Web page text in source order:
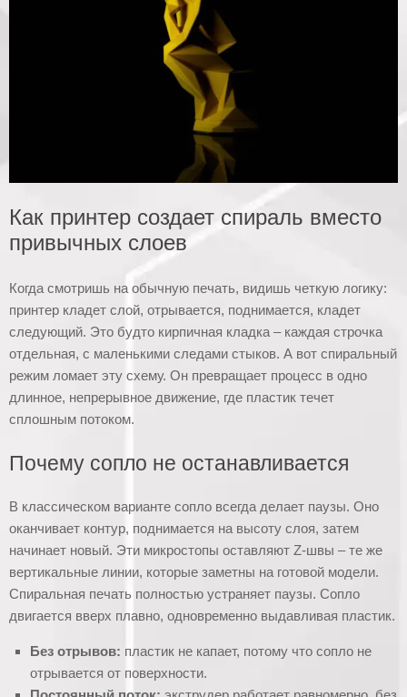
Как принтер создает спираль вместо
привычных слоев
Когда смотришь на обычную печать, видишь четкую логику:
принтер кладет слой, отрывается, поднимается, кладет
следующий. Это будто кирпичная кладка – каждая строчка
отдельная, с маленькими следами стыков. А вот спиральный
режим ломает эту схему. Он превращает процесс в одно
длинное, непрерывное движение, где пластик течет
сплошным потоком.
Почему сопло не останавливается
В классическом варианте сопло всегда делает паузы. Оно
оканчивает контур, поднимается на высоту слоя, затем
начинает новый. Эти микростопы оставляют Z-швы – те же
вертикальные линии, которые заметны на готовой модели.
Спиральная печать полностью устраняет паузы. Сопло
двигается вверх плавно, одновременно выдавливая пластик.
Без отрывов: пластик не капает, потому что сопло не
отрывается от поверхности.